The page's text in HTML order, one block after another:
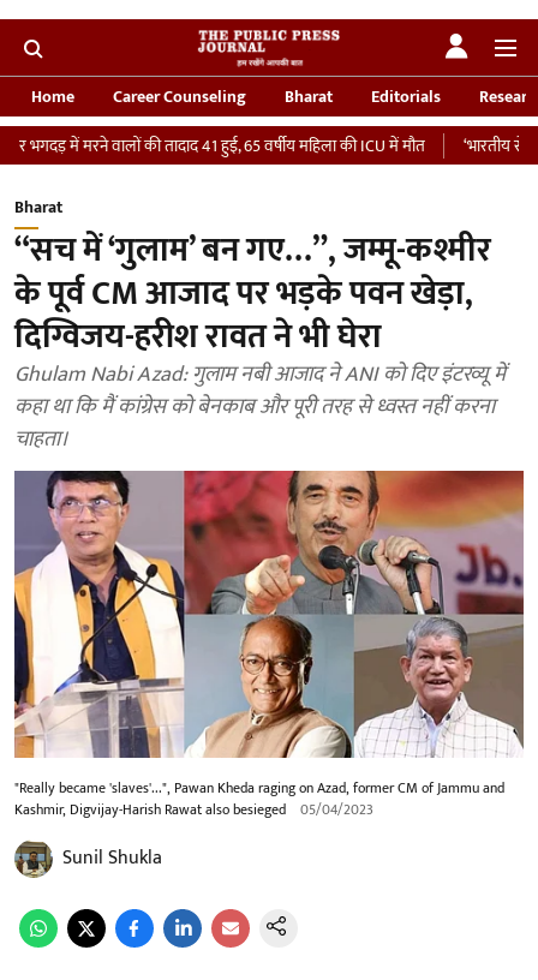
Home Career Counseling Bharat Editorials
वालों की तादाद 41 हुई, 65 वर्षीय महिला की ICU में मौत
‘भारतीय सेना को देना
Bharat
“सच में ‘गुलाम’ बन गए…”, जम्मू-कश्मीर
के पूर्व CM आजाद पर भड़के पवन खेड़ा,
दिग्विजय-हरीश रावत ने भी घेरा
Ghulam Nabi Azad: गुलाम नबी आजाद ने ANI को दिए इंटरव्यू में
कहा था कि मैं कांग्रेस को बेनकाब और पूरी तरह से ध्वस्त नहीं करना
चाहता।
"Really became 'slaves'...", Pawan Kheda raging on Azad, former CM of Jammu and
Kashmir, Digvijay-Harish Rawat also besieged 05/04/2023
Sunil Shukla